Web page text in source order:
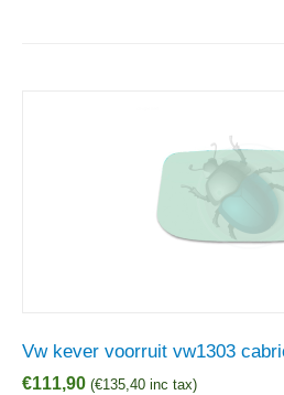
Vw kever voorruit vw1303
€111,90 (€135,40 inc tax)